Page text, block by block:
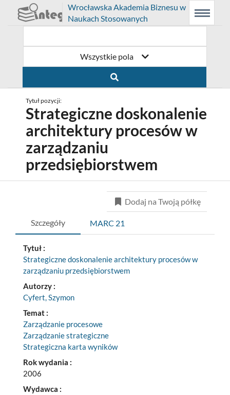
Menu
główne
Wyszukiwarka
Treść
główna
Prolib
Integro
-
Wrocławska Akademia Biznesu w
Naukach Stosowanych
Menu
Wszystkie pola
Tytuł pozycji:
Strategiczne doskonalenie
architektury procesów w
zarządzaniu
przedsiębiorstwem
Dodaj na Twoją półkę
Szczegóły MARC 21
Tytuł :
Strategiczne doskonalenie architektury procesów w
zarządzaniu przedsiębiorstwem
Autorzy :
Cyfert, Szymon
Temat :
Zarządzanie procesowe
Zarządzanie strategiczne
Strategiczna karta wyników
Rok wydania :
2006
Wydawca :